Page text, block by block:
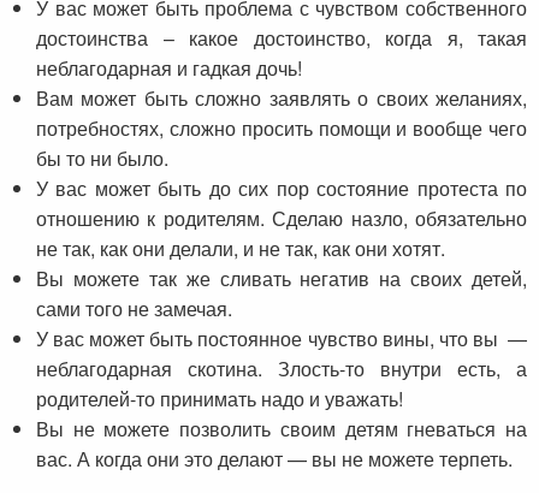
У вас может быть проблема с чувством собственного
достоинства – какое достоинство, когда я, такая
неблагодарная и гадкая дочь!
Вам может быть сложно заявлять о своих желаниях,
потребностях, сложно просить помощи и вообще чего
бы то ни было.
У вас может быть до сих пор состояние протеста по
отношению к родителям. Сделаю назло, обязательно
не так, как они делали, и не так, как они хотят.
Вы можете так же сливать негатив на своих детей,
сами того не замечая.
У вас может быть постоянное чувство вины, что вы —
неблагодарная скотина. Злость-то внутри есть, а
родителей-то принимать надо и уважать!
Вы не можете позволить своим детям гневаться на
вас. А когда они это делают — вы не можете терпеть.